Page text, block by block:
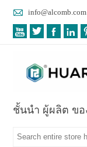
 info@alcomb.com
   
ชั้นนำ ผู้ผลิต ขอ